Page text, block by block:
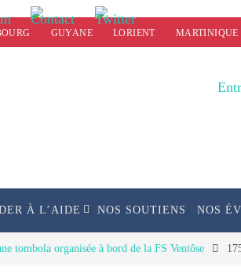
GUYANE LORIENT MARTINIQUE
À L’AIDE NOS SOUTIENS NOS
tombola organisée à bord de la FS Ventôse